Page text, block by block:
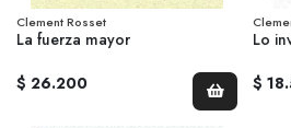
Clement Rosset
La fuerza mayor
$ 26.200
Lo
$